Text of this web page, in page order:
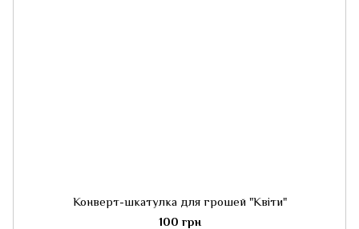
Конверт-шкатулка для грошей "Квіти"
100 грн